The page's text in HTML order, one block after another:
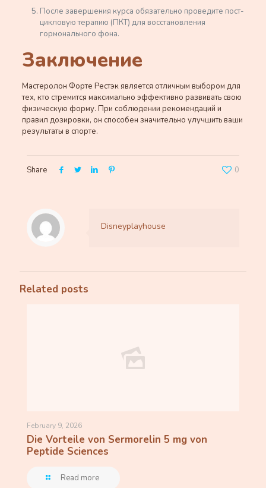
После завершения курса обязательно проведите пост-
цикловую терапию (ПКТ) для восстановления
гормонального фона.
Заключение
Мастеролон Форте Рестэк является отличным выбором для
тех, кто стремится максимально эффективно развивать свою
физическую форму. При соблюдении рекомендаций и
правил дозировки, он способен значительно улучшить ваши
результаты в спорте.
Share 0
Disneyplayhouse
Related posts
February 9, 2026
Die Vorteile von Sermorelin 5 mg von
Peptide Sciences
Read more